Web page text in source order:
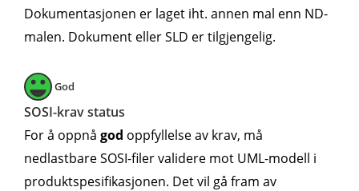
Dokumentasjonen er laget iht. annen mal enn ND-
malen. Dokument eller SLD er tilgjengelig.
God
SOSI-krav status
For å oppnå god oppfyllelse av krav, må
nedlastbare SOSI-filer validere mot UML-modell i
produktspesifikasjonen. Det vil gå fram av